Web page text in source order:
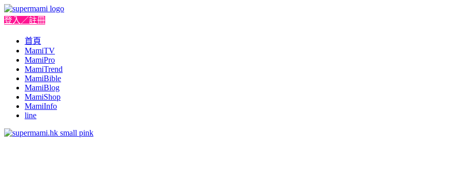
登入／註冊
首頁
MamiTV
MamiPro
MamiTrend
MamiBible
MamiBlog
MamiShop
MamiInfo
line